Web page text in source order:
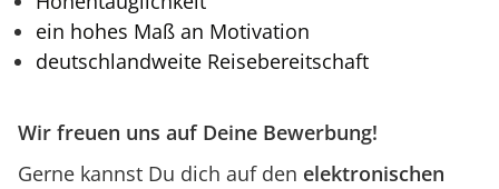
ein hohes Maß an Motivation
deutschlandweite Reisebereitschaft
Wir freuen uns auf Deine Bewerbung!
Gerne kannst Du dich auf den elektronischen